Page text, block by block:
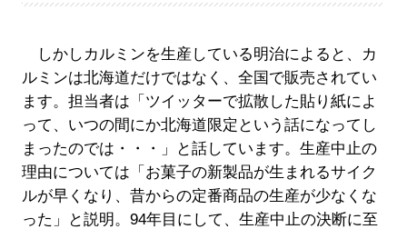
しかしカルミンを生産している明治によると、カ
ルミンは北海道だけではなく、全国で販売されてい
ます。担当者は「ツイッターで拡散した貼り紙によ
って、いつの間にか北海道限定という話になってし
まったのでは・・・」と話しています。生産中止の
理由については「お菓子の新製品が生まれるサイク
ルが早くなり、昔からの定番商品の生産が少なくな
った」と説明。94年目にして、生産中止の決断に至